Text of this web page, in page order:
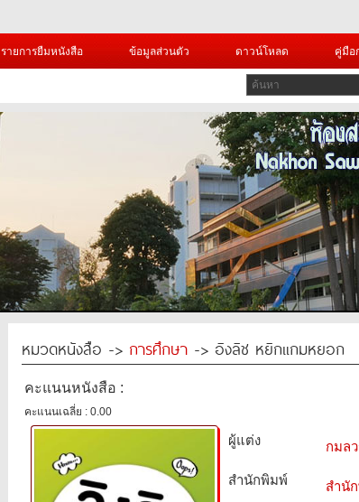
รายการยืมหนังสือ ข้อมูลส่วนตัว ดาวน์โหลด คู่มือ
หมวดหนังสือ -> การศึกษา -> อิงลิช หยิกแกมหยอก
คะแนนหนังสือ :
คะแนนเฉลี่ย : 0.00
ผู้แต่ง กมล
สำนักพิมพ์ สำนั